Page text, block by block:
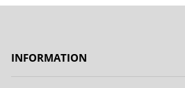
INFORMATION